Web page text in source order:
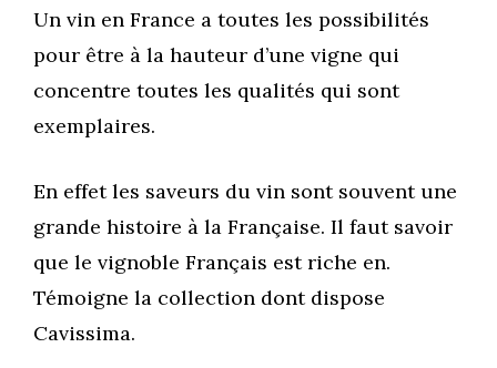
Un vin en France a toutes les possibilités
pour être à la hauteur d’une vigne qui
concentre toutes les qualités qui sont
exemplaires.
En effet les saveurs du vin sont souvent une
grande histoire à la Française. Il faut savoir
que le vignoble Français est riche en.
Témoigne la collection dont dispose
Cavissima.